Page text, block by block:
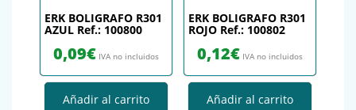
ERK BOLIGRAFO R301
AZUL Ref.: 100800
0,09€ IVA no incluidos
Añadir al carrito
ERK BOLIGRAFO R301
ROJO Ref.: 100802
0,12€ IVA no incluidos
Añadir al carrito